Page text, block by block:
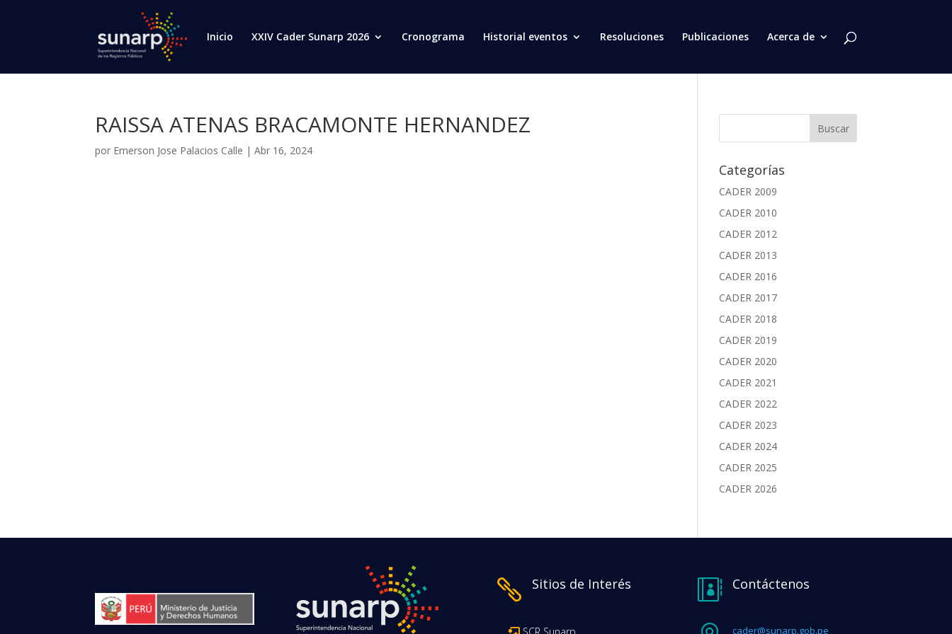
Inicio XXIV Cader Sunarp 2026 Cronograma Historial eventos Resoluciones Publicaciones Acerca de
RAISSA ATENAS BRACAMONTE HERNANDEZ
por Emerson Jose Palacios Calle |Abr 16, 2024
Categorías
CADER 2009
CADER 2010
CADER 2012
CADER 2013
CADER 2016
CADER 2017
CADER 2018
CADER 2019
CADER 2020
CADER 2021
CADER 2022
CADER 2023
CADER 2024
CADER 2025
CADER 2026
 Sitios de Interés
SCR Sunarp
 Contáctenos
cader@sunarp.gob.pe